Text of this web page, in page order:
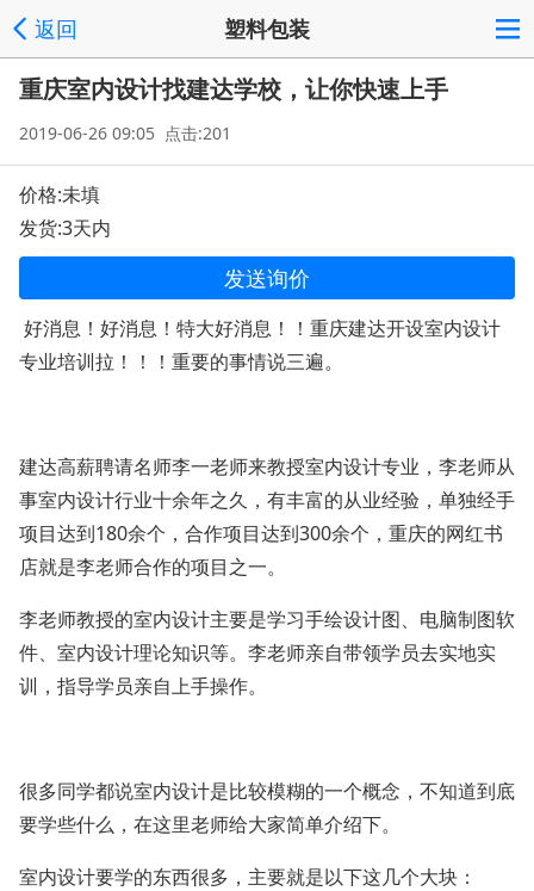
返回 塑料包装
重庆室内设计找建达学校，让你快速上手
2019-06-26 09:05 点击:201
价格:未填
发货:3天内
发送询价
好消息！好消息！特大好消息！！重庆建达开设室内设计
专业培训拉！！！重要的事情说三遍。
建达高薪聘请名师李一老师来教授室内设计专业，李老师从
事室内设计行业十余年之久，有丰富的从业经验，单独经手
项目达到180余个，合作项目达到300余个，重庆的网红书
店就是李老师合作的项目之一。
李老师教授的室内设计主要是学习手绘设计图、电脑制图软
件、室内设计理论知识等。李老师亲自带领学员去实地实
训，指导学员亲自上手操作。
很多同学都说室内设计是比较模糊的一个概念，不知道到底
要学些什么，在这里老师给大家简单介绍下。
室内设计要学的东西很多，主要就是以下这几个大块：